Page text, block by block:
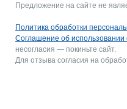
Предложение на сайте не
Политика обработки
Соглашение об
несогласия — покиньте сайт.
Для отзыва согласия на